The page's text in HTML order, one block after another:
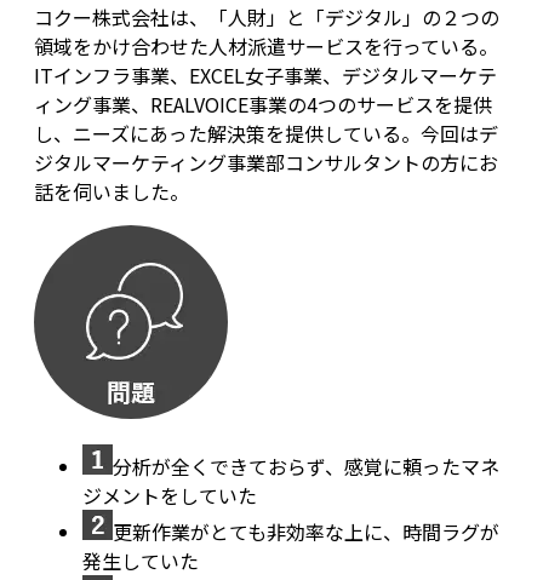
コクー株式会社は、「人財」と「デジタル」の２つの
領域をかけ合わせた人材派遣サービスを行っている。
ITインフラ事業、EXCEL女子事業、デジタルマーケテ
ィング事業、REALVOICE事業の4つのサービスを提供
し、ニーズにあった解決策を提供している。今回はデ
ジタルマーケティング事業部コンサルタントの方にお
話を伺いました。
分析が全くできておらず、感覚に頼ったマネ
ジメントをしていた
更新作業がとても非効率な上に、時間ラグが
発生していた